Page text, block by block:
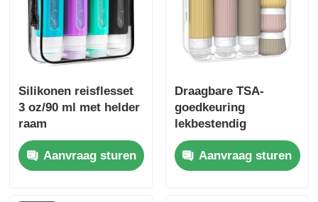
Silikonen reisflesset
3 oz/90 ml met helder
raam
Aanvraag sturen
Draagbare TSA-
goedkeuring
lekbestendig
siliconen reis
toiletgoed flessen set
6 pakketten BPA-vrij
Aanvraag sturen